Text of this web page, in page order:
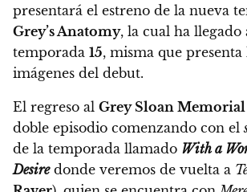
presentará el estreno de la nueva
Grey’s Anatomy, la cual ha llegado
temporada 15, misma que
imágenes del debut.
El regreso al Grey Sloan Memorial
doble episodio comenzando con el
de la temporada llamado With a
Desiredonde veremos de vuelta a